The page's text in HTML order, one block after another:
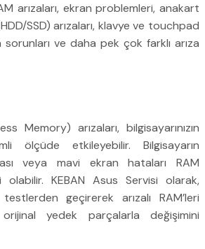
arızaları, ekran problemleri, anakart
SSD) arızaları, klavye ve touchpad
ve daha pek çok farklı arıza
Memory) arızaları, bilgisayarınızın
ölçüde etkileyebilir. Bilgisayarın
veya mavi ekran hataları RAM
olabilir. KEBAN Asus Servisi olarak,
geçirerek arızalı RAM’leri
yedek parçalarla değişimini